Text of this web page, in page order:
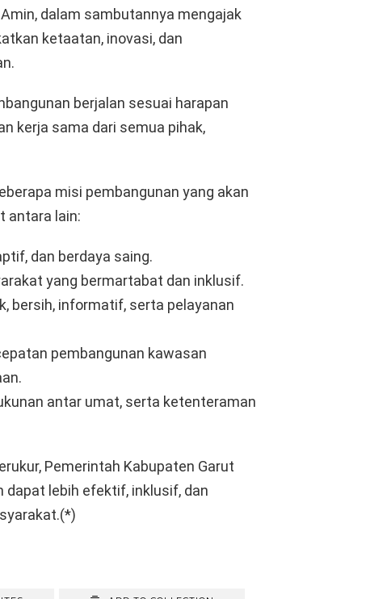
dalam sambutannya mengajak
ketaatan, inovasi, dan
berjalan sesuai harapan
kerja sama dari semua pihak,
misi pembangunan yang akan
antara lain:
dan berdaya saing.
yang bermartabat dan inklusif.
bersih, informatif, serta pelayanan
pembangunan kawasan
antar umat, serta ketenteraman
Pemerintah Kabupaten Garut
dapat lebih efektif, inklusif, dan